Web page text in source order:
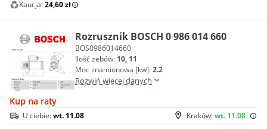
Kaucja:24,60 zł
Rozrusznik BOSCH 0 986 014 660
BOS0986014660
Ilość zębów: 10, 11
Moc znamionowa [kw]:2.2
Rozwiń więcej danych
Kup na raty
Kraków:wt. 11.08
U ciebie:wt. 11.08